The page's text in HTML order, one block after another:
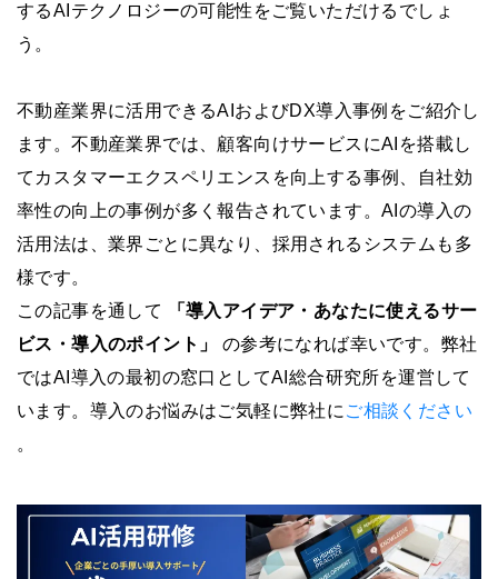
するAIテクノロジーの可能性をご覧いただけるでしょ
う。
不動産業界に活用できるAIおよびDX導入事例をご紹介し
ます。不動産業界では、顧客向けサービスにAIを搭載し
てカスタマーエクスペリエンスを向上する事例、自社効
率性の向上の事例が多く報告されています。AIの導入の
活用法は、業界ごとに異なり、採用されるシステムも多
様です。
この記事を通して
「導入アイデア・あなたに使えるサー
ビス・導入のポイント」
の参考になれば幸いです。弊社
ではAI導入の最初の窓口としてAI総合研究所を運営して
います。導入のお悩みはご気軽に弊社に ご相談ください
。